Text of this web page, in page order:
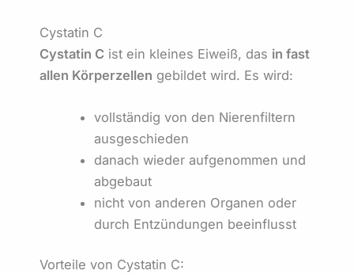
Cystatin C
Cystatin C ist ein kleines Eiweiß, das in fast
allen Körperzellen gebildet wird. Es wird:
vollständig von den Nierenfiltern
ausgeschieden
danach wieder aufgenommen und
abgebaut
nicht von anderen Organen oder
durch Entzündungen beeinflusst
Vorteile von Cystatin C: